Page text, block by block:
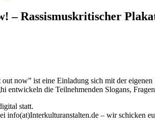
– Rassismuskritischer
out now” ist eine Einladung sich mit dereigenen
entwickeln die Teilnehmenden Slogans,
statt.
info(at)Interkulturanstalten.de – wir schicken